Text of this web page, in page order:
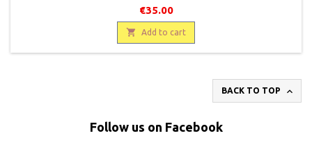
occasion.Bon état. Couverture défraîchie.9782920123083
€35.00
 Add to cart
BACK TO TOP 
Follow us on Facebook